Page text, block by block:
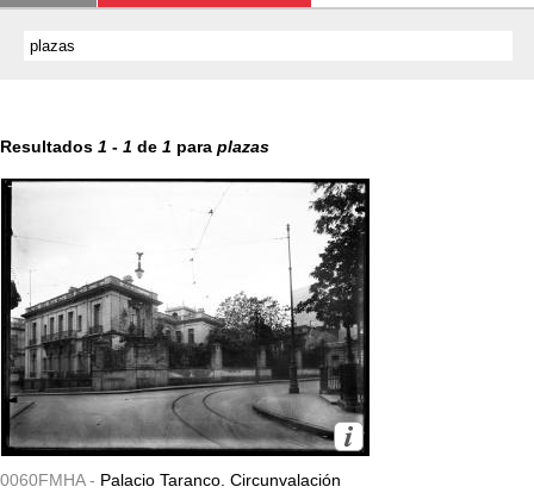
Resultados 1 - 1 de 1 para plazas
0060FMHA - Palacio Taranco. Circunvalación